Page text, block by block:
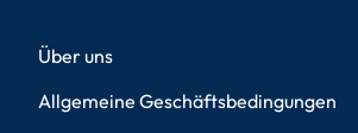
Über uns
Allgemeine Geschäftsbedingungen